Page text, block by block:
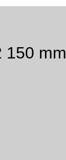
150 mm